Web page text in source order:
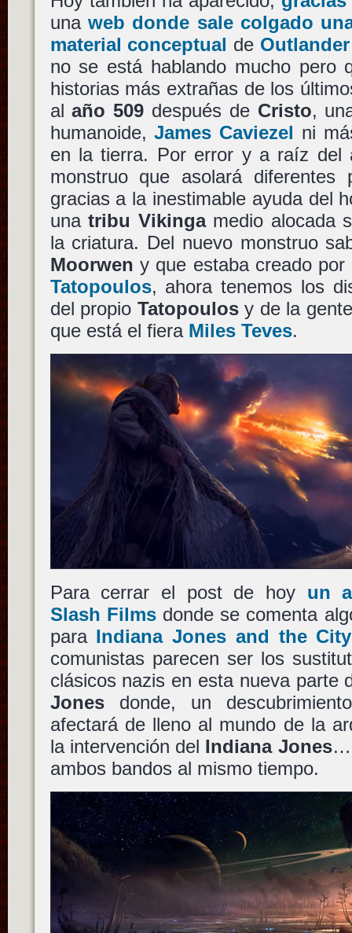
una web donde sale colgado
material conceptual de Outlander
no se está hablando mucho pero
historias más extrañas de los
alaño 509 después de Cristo,
humanoide,James Caviezel ni
en la tierra. Por error y a raíz del
monstruo que asolará diferentes
gracias a la inestimable ayuda del
unatribu Vikingamedio alocada
la criatura. Del nuevo monstruo
Moorwen y que estaba creado
Tatopoulos, ahora tenemos los
del propio Tatopoulosy de la
que está el fiera Miles Teves.
Para cerrar el post de hoy un
Slash Filmsdonde se comenta
para Indiana Jones and the
comunistas parecen ser los
clásicos nazis en esta nueva parte
Jonesdonde, un
afectará de lleno al mundo de la
la intervención del Indiana Jones…
ambos bandos al mismo tiempo.